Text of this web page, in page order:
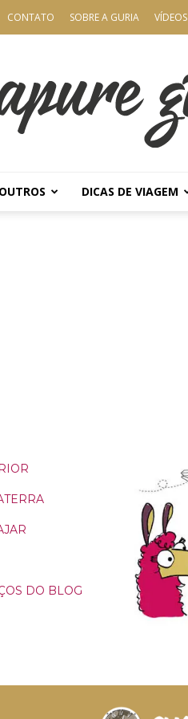
CONTATO SOBRE A GURIA VÍDEOS
OUTROS DICAS DE VIAGEM
DO BLOG